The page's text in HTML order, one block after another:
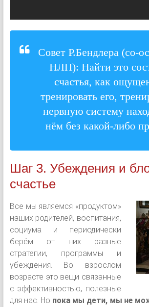
Совет Р.Бендлера (со-
НЛП): Найти это
счастья, как
тренировать его,
нервную систему
нём без какой-либо
Шаг 3. Убеждения и
счастье
Все мы являемся «продуктом»
наших родителей, воспитания,
социума и периодически
берём от них разные
стратегии, программы и
убеждения. Во взрослом
возрасте это вещи связанные
с эффективностью, полезные
для нас. Но пока мы дети, мы не